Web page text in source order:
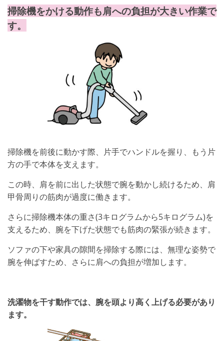
掃除機をかける動作も肩への負担が大きい作業で
す。
掃除機を前後に動かす際、片手でハンドルを握り、もう片
方の手で本体を支えます。
この時、肩を前に出した状態で腕を動かし続けるため、肩
甲骨周りの筋肉が過度に働きます。
さらに掃除機本体の重さ(3キログラムから5キログラム)を
支えるため、腕を下げた状態でも筋肉の緊張が続きます。
ソファの下や家具の隙間を掃除する際には、無理な姿勢で
腕を伸ばすため、さらに肩への負担が増加します。
洗濯物を干す動作では、腕を頭より高く上げる必要があり
ます。